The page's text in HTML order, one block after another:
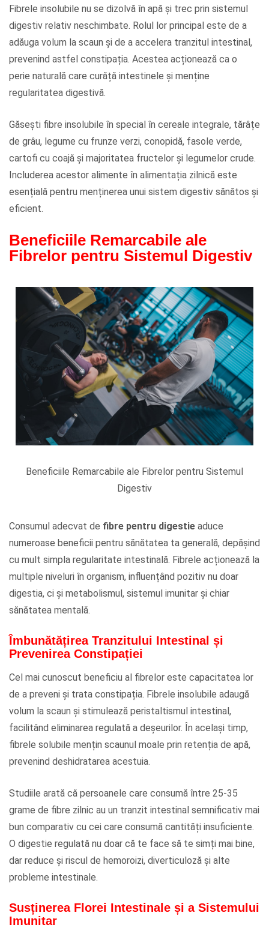
Fibrele insolubile nu se dizolvă în apă și trec prin sistemul
digestiv relativ neschimbate. Rolul lor principal este de a
adăuga volum la scaun și de a accelera tranzitul intestinal,
prevenind astfel constipația. Acestea acționează ca o
perie naturală care curăță intestinele și menține
regularitatea digestivă.
Găsești fibre insolubile în special în cereale integrale, tărâțe
de grâu, legume cu frunze verzi, conopidă, fasole verde,
cartofi cu coajă și majoritatea fructelor și legumelor crude.
Includerea acestor alimente în alimentația zilnică este
esențială pentru menținerea unui sistem digestiv sănătos și
eficient.
Beneficiile Remarcabile ale
Fibrelor pentru Sistemul Digestiv
Beneficiile Remarcabile ale Fibrelor pentru Sistemul
Digestiv
Consumul adecvat de fibre pentru digestie aduce
numeroase beneficii pentru sănătatea ta generală, depășind
cu mult simpla regularitate intestinală. Fibrele acționează la
multiple niveluri în organism, influențând pozitiv nu doar
digestia, ci și metabolismul, sistemul imunitar și chiar
sănătatea mentală.
Îmbunătățirea Tranzitului Intestinal și
Prevenirea Constipației
Cel mai cunoscut beneficiu al fibrelor este capacitatea lor
de a preveni și trata constipația. Fibrele insolubile adaugă
volum la scaun și stimulează peristaltismul intestinal,
facilitând eliminarea regulată a deșeurilor. În același timp,
fibrele solubile mențin scaunul moale prin retenția de apă,
prevenind deshidratarea acestuia.
Studiile arată că persoanele care consumă între 25-35
grame de fibre zilnic au un tranzit intestinal semnificativ mai
bun comparativ cu cei care consumă cantități insuficiente.
O digestie regulată nu doar că te face să te simți mai bine,
dar reduce și riscul de hemoroizi, diverticuloză și alte
probleme intestinale.
Susținerea Florei Intestinale și a Sistemului
Imunitar